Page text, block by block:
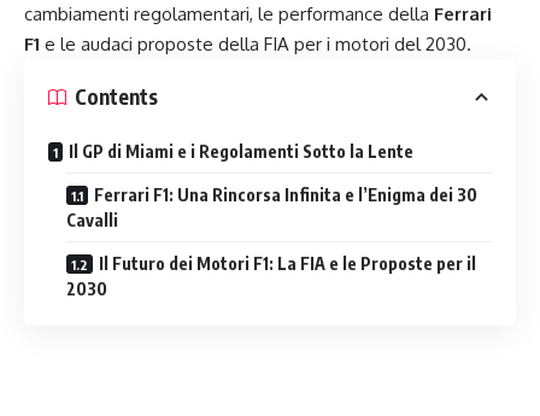
cambiamenti regolamentari, le performance della Ferrari
F1 e le audaci proposte della FIA per i motori del 2030.
Contents
Il GP di Miami e i Regolamenti Sotto la Lente
Ferrari F1: Una Rincorsa Infinita e l’Enigma dei 30
Cavalli
Il Futuro dei Motori F1: La FIA e le Proposte per il
2030